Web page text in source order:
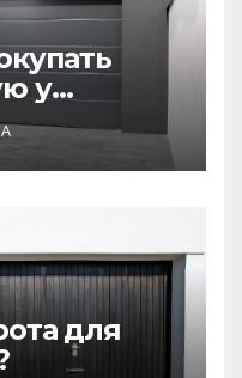
у
для